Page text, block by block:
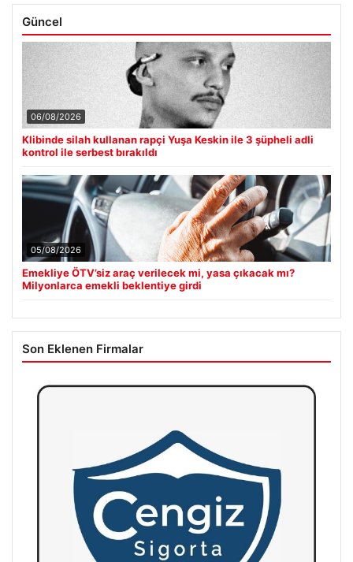
Güncel
06/08/2026
Klibinde silah kullanan rapçi Yuşa Keskin ile 3 şüpheli adli
kontrol ile serbest bırakıldı
05/08/2026
Emekliye ÖTV’siz araç verilecek mi, yasa çıkacak mı?
Milyonlarca emekli beklentiye girdi
Son Eklenen Firmalar